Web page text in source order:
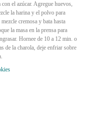
el azúcar. Agregue huevos,
la harina y el polvo para
cremosa y bata hasta
la masa en la prensa para
Hornee de 10 a 12 min. o
de la charola, deje enfriar sobre